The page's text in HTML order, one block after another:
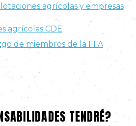
agrícolas y empresas
agrícolas CDE
de miembros de la FFA
TENDRÉ?